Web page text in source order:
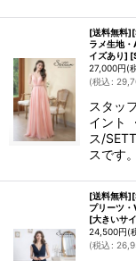
[送料無料
ラメ生地
イズあり] [
27,000円(
(税込 :
スタッ
イント
ス/
スです
[送料無料
プリーツ
[大きいサ
24,500円(
(税込 :